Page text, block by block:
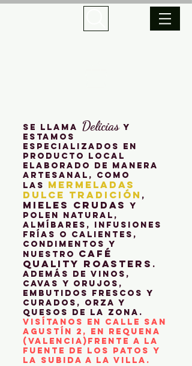
Se llama Deliciasy
estamos
especializados en
producto local
elaborado de manera
artesanal, como
las mermeladas
dulce tradición ,
mieles crudas y
polen natural,
almíbares, infusiones
frías o calientes,
condimentos y
nuestro café
quality roasters .
además de vinos,
cavas y orujos,
embutidos frescos y
curados, orza y
quesos de la zona.
visítanos en calle san
agustín 2, en requena
(Valencia)frente a la
fuente de los patos y
la subida a la villa.